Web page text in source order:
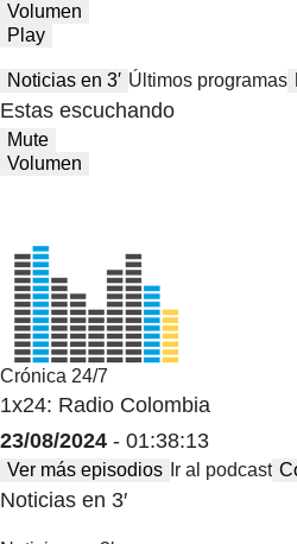
Volumen
Play
Noticias en 3′ Últimos programas
Estas escuchando
Mute
Volumen
Crónica 24/7
1x24: Radio Colombia
23/08/2024 - 01:38:13
Ver más episodios Ir al podcast
Noticias en 3′